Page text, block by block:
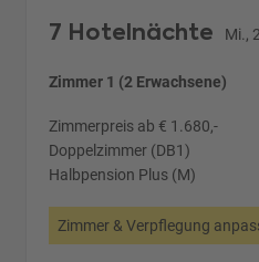
7 Hotelnächte Mi.,
Zimmer 1 (2 Erwachsene)
Zimmerpreis ab € 1.680,-
Doppelzimmer (DB1)
Halbpension Plus (M)
Zimmer & Verpflegung